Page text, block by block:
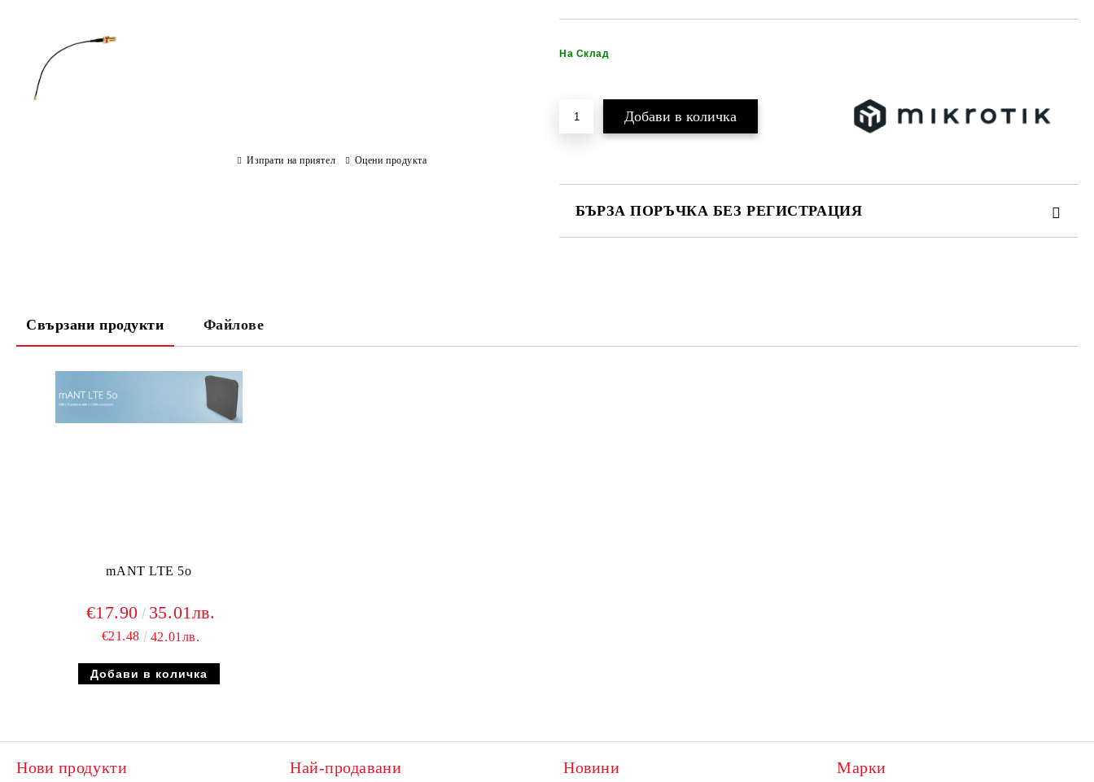
На Склад
БЪРЗА ПОРЪЧКА БЕЗ РЕГИСТРАЦИЯ
Изпрати на приятел Оцени продукта
Свързани продукти Файлове
mANT LTE 5o
€17.90 35.01лв.
€21.48 42.01лв.
Нови продукти Най-продавани Новини Марки